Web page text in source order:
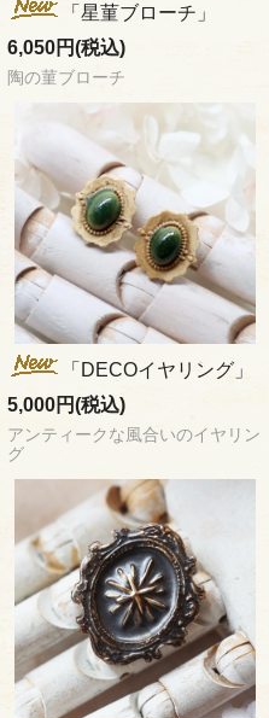
「星菫ブローチ」
6,050円(税込)
陶の菫ブローチ
「DECOイヤリング」
5,000円(税込)
アンティークな風合いのイヤリン
グ